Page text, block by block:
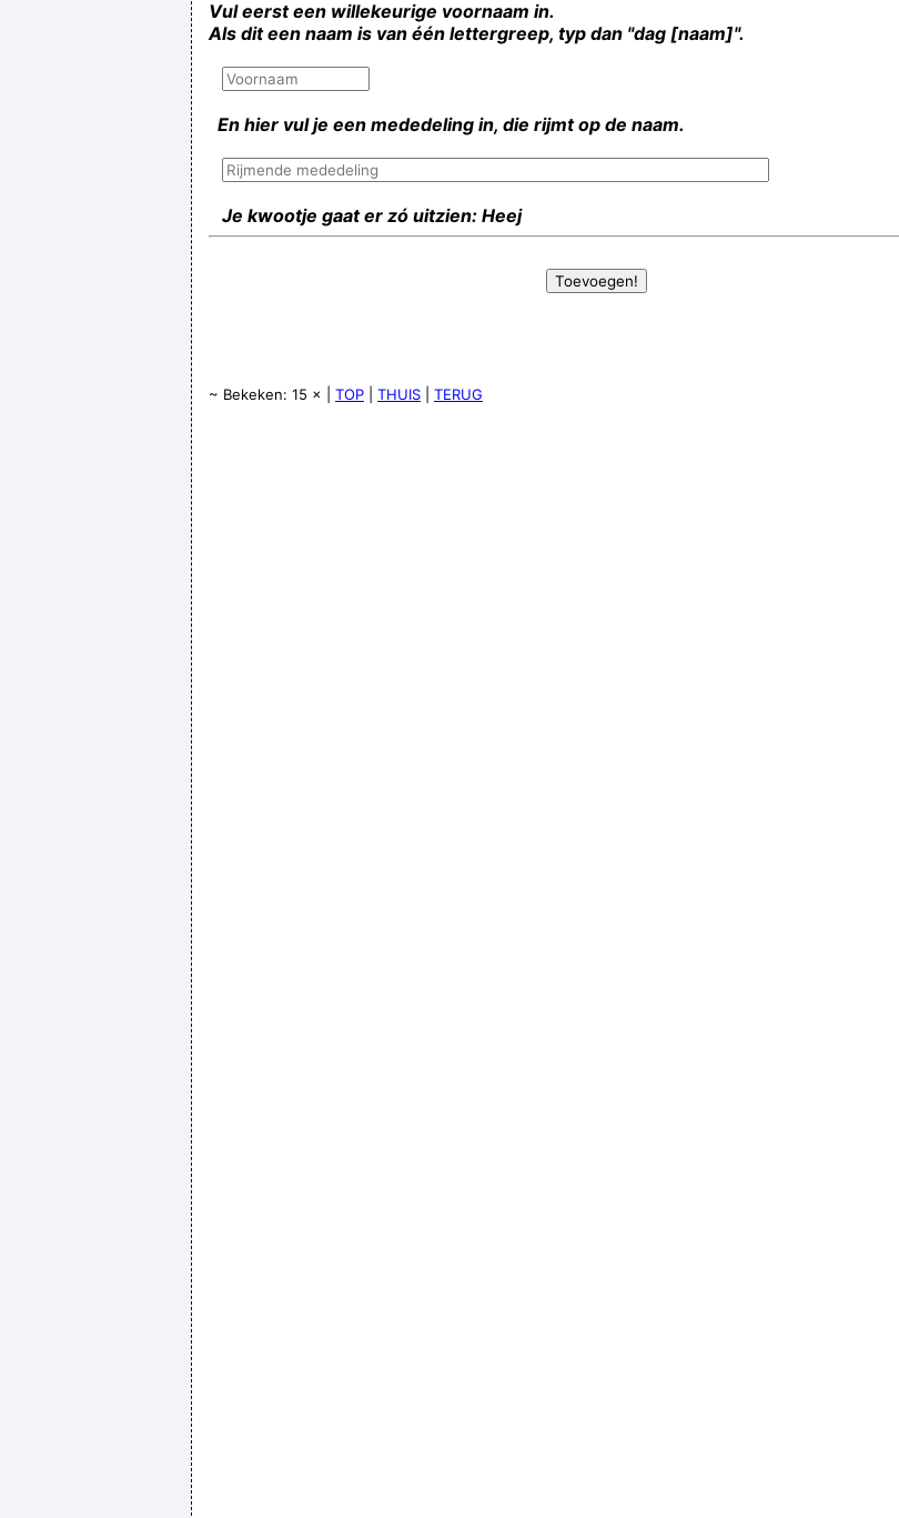
Vul eerst een willekeurige voornaam in.
Als dit een naam is van één lettergreep, typ dan "dag [naam]".
En hier vul je een mededeling in, die rijmt op de naam.
Je kwootje gaat er zó uitzien: Heej
~ Bekeken: 15 × | TOP THUIS TERUG